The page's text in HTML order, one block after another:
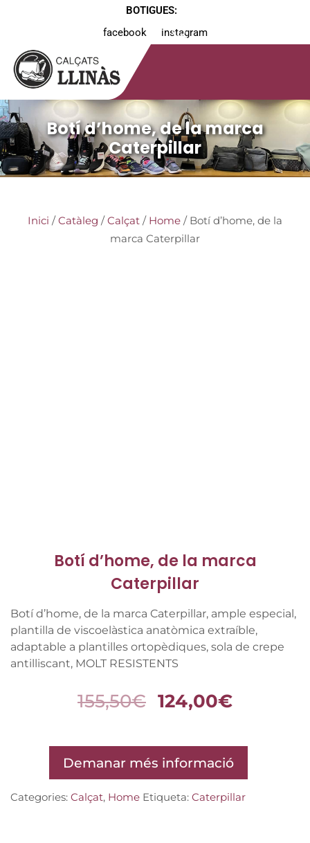
BOTIGUES:
facebook
instagram
Botí d’home, de la marca
Caterpillar
Inici /Catàleg /Calçat / Home / Botí d’home, de la
marca Caterpillar
Botí d’home, de la marca
Caterpillar
Botí d’home, de la marca Caterpillar, ample especial,
plantilla de viscoelàstica anatòmica extraíble,
adaptable a plantilles ortopèdiques, sola de crepe
antilliscant, MOLT RESISTENTS
155,50€ 124,00€
Demanar més informació
Categories: Calçat, Home Etiqueta: Caterpillar